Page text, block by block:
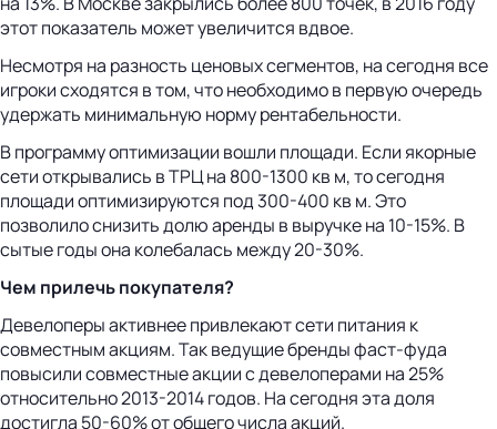
этот показатель может увеличится вдвое.
Несмотря на разность ценовых сегментов, на сегодня все
игроки сходятся в том, что необходимо в первую очередь
удержать минимальную норму рентабельности.
В программу оптимизации вошли площади. Если якорные
сети открывались в ТРЦ на 800-1300 кв м, то сегодня
площади оптимизируются под 300-400 кв м. Это
позволило снизить долю аренды в выручке на 10-15%. В
сытые годы она колебалась между 20-30%.
Чем прилечь покупателя?
Девелоперы активнее привлекают сети питания к
совместным акциям. Так ведущие бренды фаст-фуда
повысили совместные акции с девелоперами на 25%
относительно 2013-2014 годов. На сегодня эта доля
достигла 50-60% от общего числа акций.